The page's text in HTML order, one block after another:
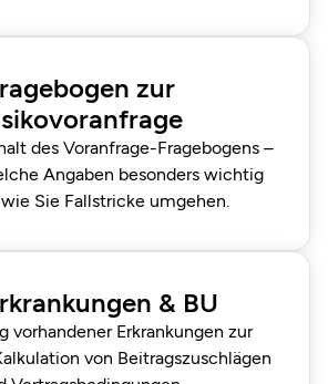
zur
des Voranfrage-Fragebogens –
Angaben besonders wichtig
Sie Fallstricke umgehen.
& BU
vorhandener Erkrankungen zur
von Beitragszuschlägen